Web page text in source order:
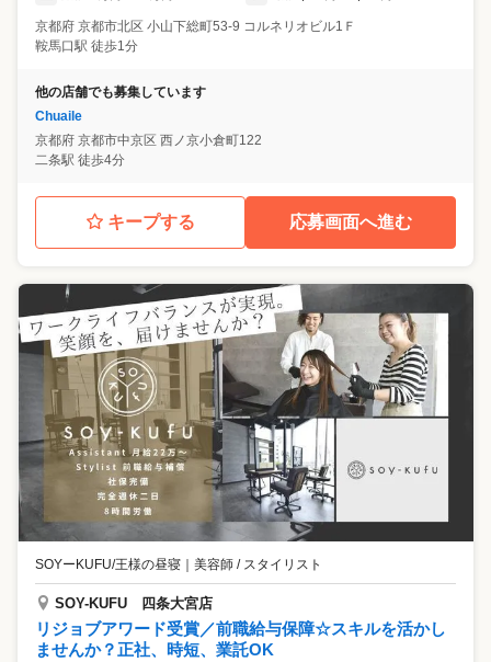
京都府 京都市北区 小山下総町53-9 コルネリオビル1Ｆ
鞍馬口駅 徒歩1分
他の店舗でも募集しています
Chuaile
京都府 京都市中京区 西ノ京小倉町122
二条駅 徒歩4分
キープする 応募画面へ進む
SOYーKUFU/王様の昼寝 ｜ 美容師 / スタイリスト
SOY-KUFU 四条大宮店
リジョブアワード受賞／前職給与保障☆スキルを活かし
ませんか？正社、時短、業託OK